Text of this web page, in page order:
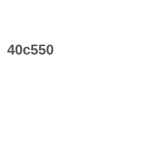
40c550